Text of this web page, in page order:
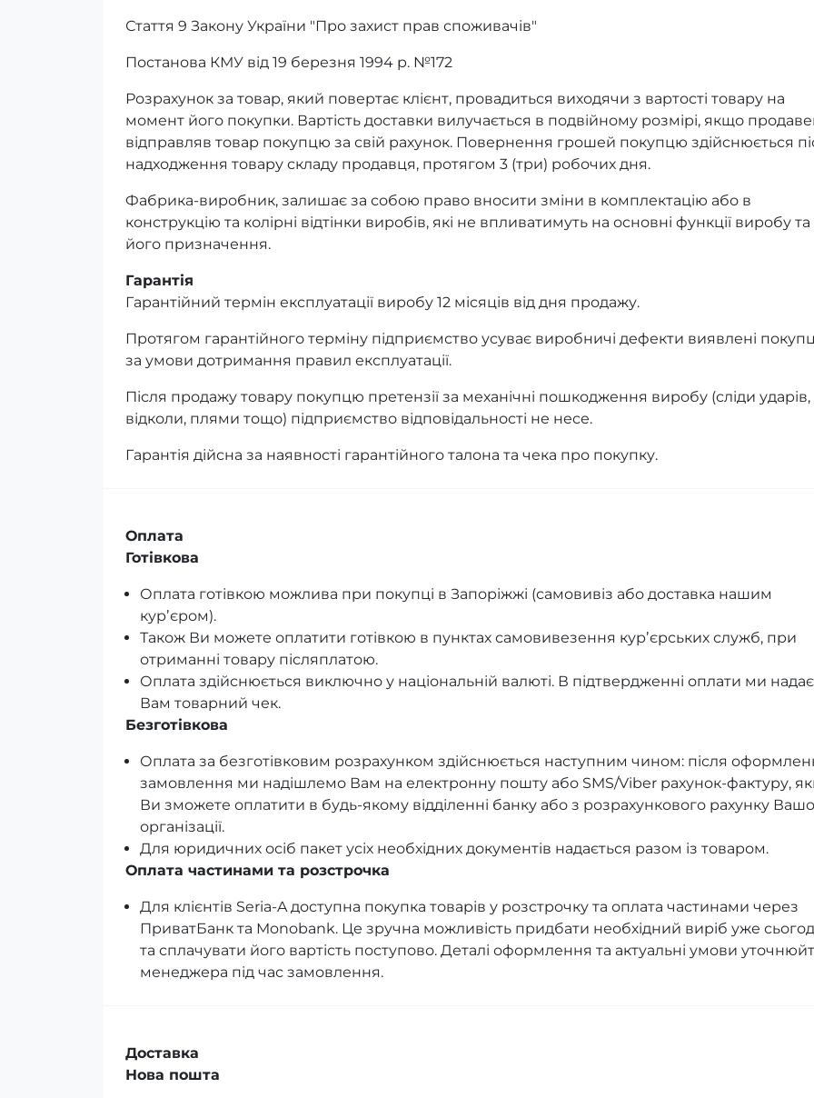
Стаття 9 Закону України "Про захист прав споживачів"
Постанова КМУ від 19 березня 1994 р. №172
Розрахунок за товар, який повертає клієнт, провадиться виходячи з вартості товару на
момент його покупки. Вартість доставки вилучається в подвійному розмірі, якщо
відправляв товар покупцю за свій рахунок. Повернення грошей покупцю здійснюється
надходження товару складу продавця, протягом 3 (три) робочих дня.
Фабрика-виробник, залишає за собою право вносити зміни в комплектацію або в
конструкцію та колірні відтінки виробів, які не впливатимуть на основні функції виробу та
його призначення.
Гарантія
Гарантійний термін експлуатації виробу 12 місяців від дня продажу.
Протягом гарантійного терміну підприємство усуває виробничі дефекти виявлені
за умови дотримання правил експлуатації.
Після продажу товару покупцю претензії за механічні пошкодження виробу (сліди ударів,
відколи, плями тощо) підприємство відповідальності не несе.
Гарантія дійсна за наявності гарантійного талона та чека про покупку.
Оплата
Готівкова
Оплата готівкою можлива при покупці в Запоріжжі (самовивіз або доставка нашим
курʼєром).
Також Ви можете оплатити готівкою в пунктах самовивезення курʼєрських служб, при
отриманні товару післяплатою.
Оплата здійснюється виключно у національній валюті. В підтвердженні оплати ми
Вам товарний чек.
Безготівкова
Оплата за безготівковим розрахунком здійснюється наступним чином: після
замовлення ми надішлемо Вам на електронну пошту або SMS/Viber рахунок-фактуру,
Ви зможете оплатити в будь-якому відділенні банку або з розрахункового рахунку
організації.
Для юридичних осіб пакет усіх необхідних документів надається разом із товаром.
Оплата частинами та розстрочка
Для клієнтів Seria-A доступна покупка товарів у розстрочку та оплата частинами через
ПриватБанк та Monobank. Це зручна можливість придбати необхідний виріб уже
та сплачувати його вартість поступово. Деталі оформлення та актуальні умови
менеджера під час замовлення.
Доставка
Нова пошта